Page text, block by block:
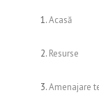
Acasă
Resurse
Amenajare